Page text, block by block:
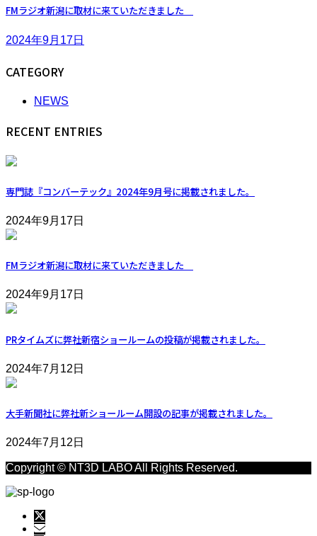
FMラジオ新潟に取材に来ていただきました
2024年9月17日
CATEGORY
NEWS
RECENT ENTRIES
専門誌『コンバーテック』2024年9月号に掲載されました。
2024年9月17日
FMラジオ新潟に取材に来ていただきました
2024年9月17日
PRタイムズに弊社新宿ショールームの投稿が掲載されました。
2024年7月12日
大手新聞社に弊社新ショールーム開設の記事が掲載されました。
2024年7月12日
Copyright © NT3D LABO All Rights Reserved.